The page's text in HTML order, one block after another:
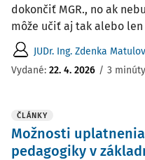
dokončiť MGR., no ak
môže učiť aj tak alebo len
JUDr. Ing. Zdenka
Vydané: 22. 4. 2026 / 3
ČLÁNKY
Možnosti
pedagogiky v